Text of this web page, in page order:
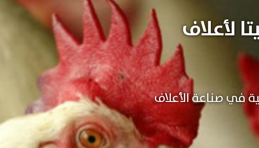
لأعلاف
المتقدمة فى صناعة